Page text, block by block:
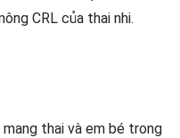
CRL của thai nhi.
thai và em bé trong